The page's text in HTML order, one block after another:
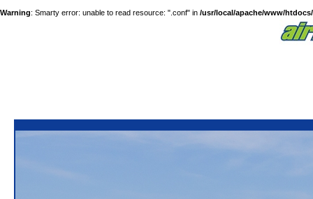
Warning: Smarty error: unable to read resource: ".conf" in /usr/local/apache/www/